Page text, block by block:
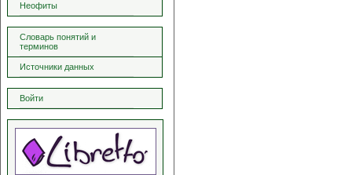
Неофиты
Словарь понятий и
терминов
Источники данных
Войти